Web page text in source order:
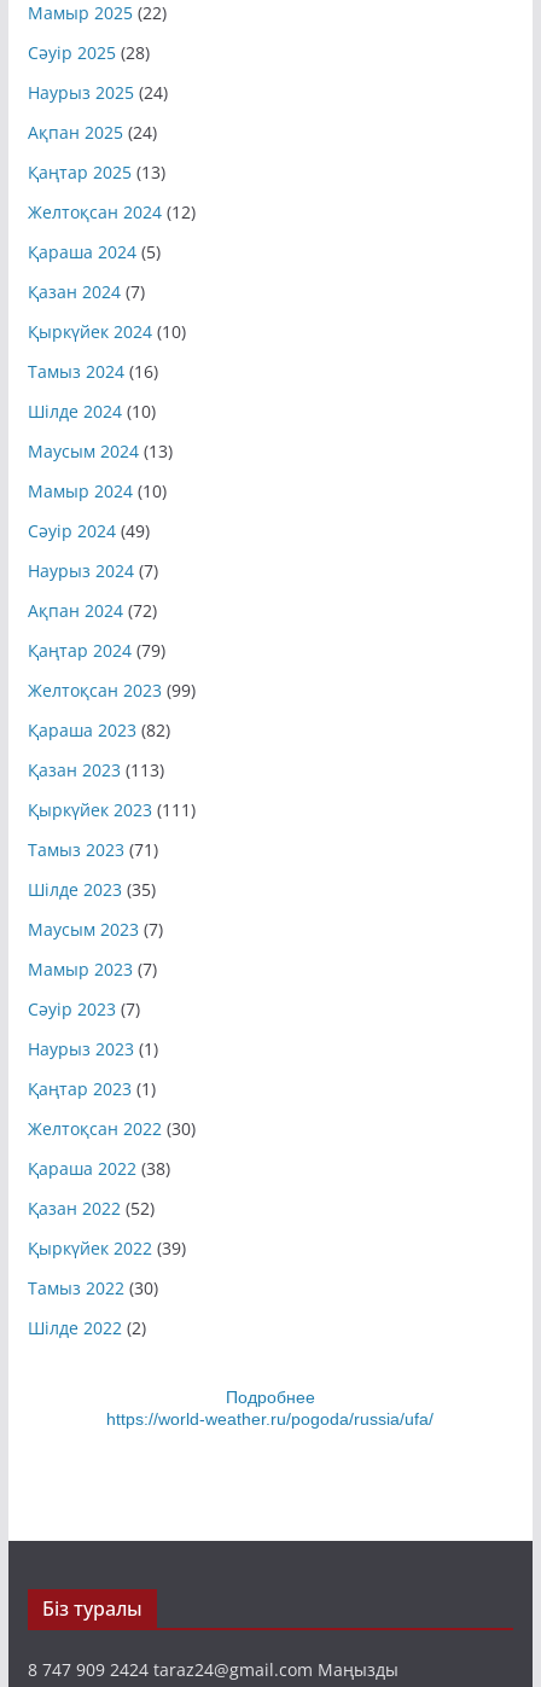
Мамыр 2025(22)
Сәуір 2025(28)
Наурыз 2025(24)
Ақпан 2025(24)
Қаңтар 2025(13)
Желтоқсан 2024(12)
Қараша 2024(5)
Қазан 2024(7)
Қыркүйек 2024(10)
Тамыз 2024(16)
Шілде 2024(10)
Маусым 2024(13)
Мамыр 2024(10)
Сәуір 2024(49)
Наурыз 2024(7)
Ақпан 2024(72)
Қаңтар 2024(79)
Желтоқсан 2023 (99)
Қараша 2023 (82)
Қазан 2023 (113)
Қыркүйек 2023 (111)
Тамыз 2023 (71)
Шілде 2023 (35)
Маусым 2023 (7)
Мамыр 2023 (7)
Сәуір 2023 (7)
Наурыз 2023 (1)
Қаңтар 2023 (1)
Желтоқсан 2022(30)
Қараша 2022(38)
Қазан 2022(52)
Қыркүйек 2022(39)
Тамыз 2022(30)
Шілде 2022(2)
Подробнее
https://world-weather.ru/pogoda/russia/ufa/
Біз туралы
8 747 909 2424 taraz24@gmail.com Маңызды